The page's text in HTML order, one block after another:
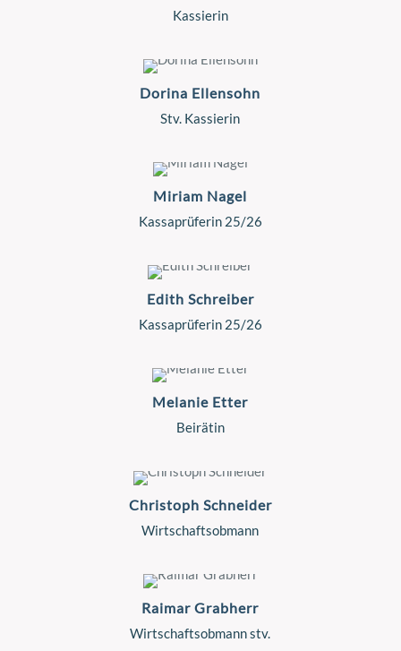
Kassierin
Dorina Ellensohn
Stv. Kassierin
Miriam Nagel
Kassaprüferin 25/26
Edith Schreiber
Kassaprüferin 25/26
Melanie Etter
Beirätin
Christoph Schneider
Wirtschaftsobmann
Raimar Grabherr
Wirtschaftsobmann stv.